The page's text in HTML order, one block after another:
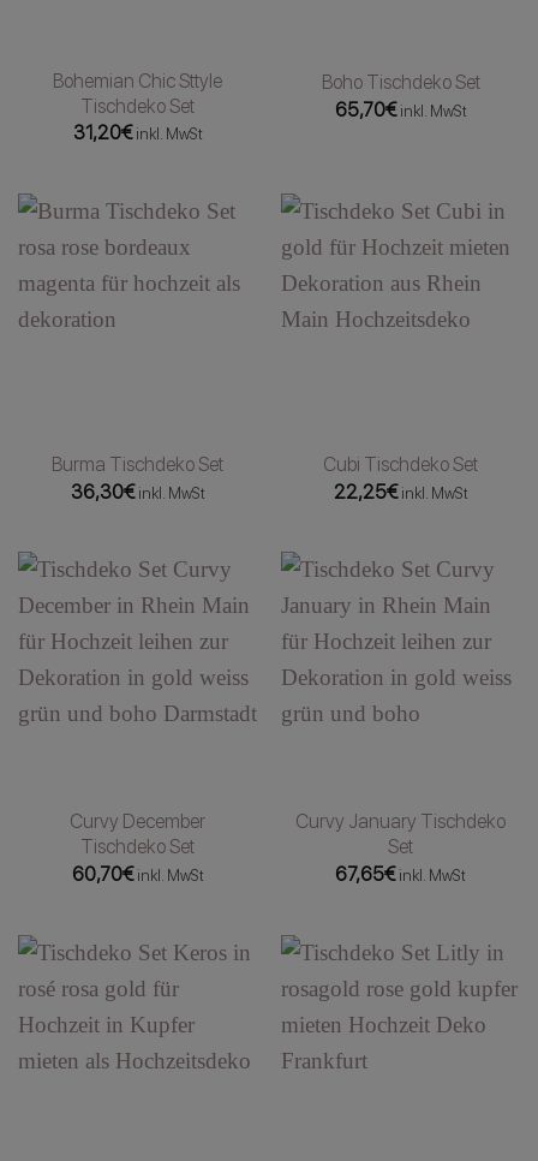
Bohemian Chic Sttyle
Tischdeko Set
31,20€ inkl. MwSt
Boho Tischdeko Set
65,70€ inkl. MwSt
Burma Tischdeko Set
36,30€ inkl. MwSt
Cubi Tischdeko Set
22,25€ inkl. MwSt
Curvy December
Tischdeko Set
60,70€ inkl. MwSt
Curvy January Tischdeko
Set
67,65€ inkl. MwSt